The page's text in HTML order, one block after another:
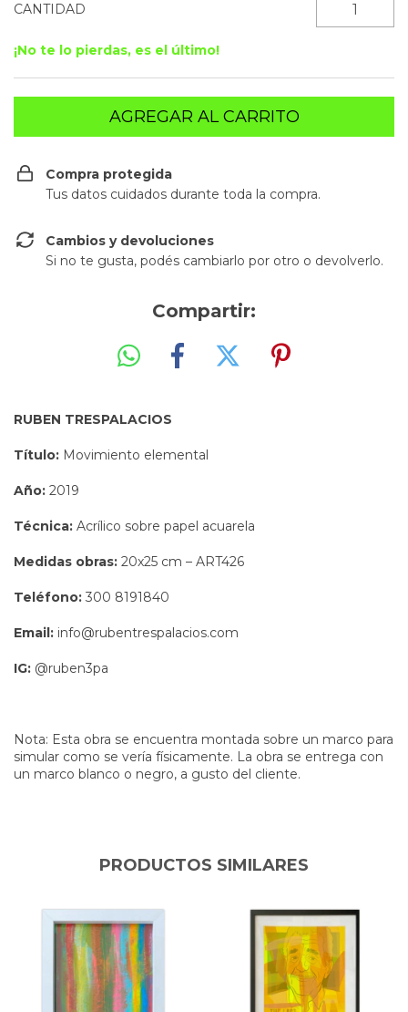
CANTIDAD
¡No te lo pierdas, es el último!
Compra protegida
Tus datos cuidados durante toda la compra.
Cambios y devoluciones
Si no te gusta, podés cambiarlo por otro o devolverlo.
Compartir:
RUBEN TRESPALACIOS
Título: Movimiento elemental
Año: 2019
Técnica: Acrílico sobre papel acuarela
Medidas obras: 20x25 cm – ART426
Teléfono: 300 8191840
Email: info@rubentrespalacios.com
IG: @ruben3pa
Nota: Esta obra se encuentra montada sobre un marco para
simular como se vería físicamente. La obra se entrega con
un marco blanco o negro, a gusto del cliente.
PRODUCTOS SIMILARES